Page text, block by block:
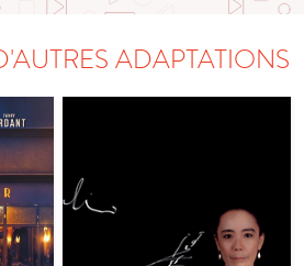
ADAPTATIONS